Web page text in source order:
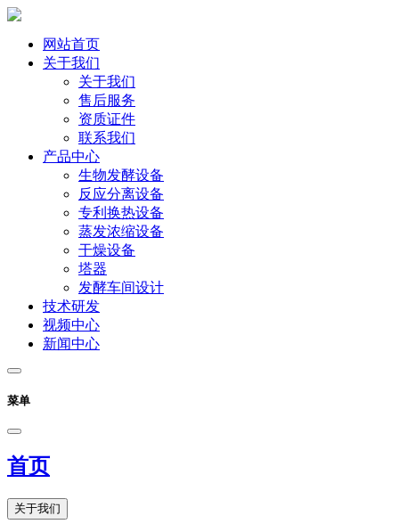
网站首页
关于我们
关于我们
售后服务
资质证件
联系我们
产品中心
生物发酵设备
反应分离设备
专利换热设备
蒸发浓缩设备
干燥设备
塔器
发酵车间设计
技术研发
视频中心
新闻中心
菜单
首页
关于我们